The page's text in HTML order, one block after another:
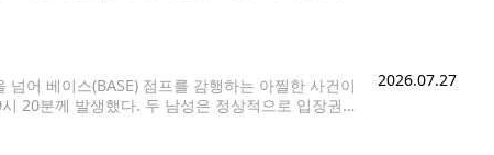
어 베이스(BASE) 점프를 감행하는 아찔한 사건이
20분께 발생했다. 두 남성은 정상적으로 입장권을
2026.07.27